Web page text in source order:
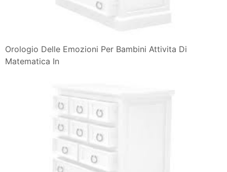
Orologio Delle Emozioni Per Bambini Attivita Di
Matematica In